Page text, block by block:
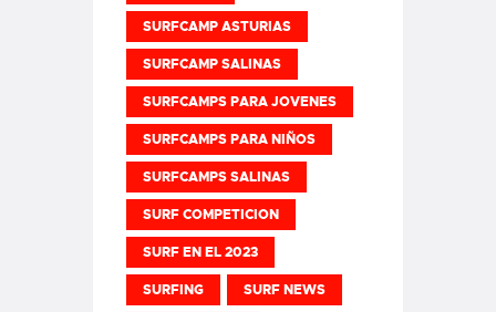
SURFCAMP ASTURIAS
SURFCAMP SALINAS
SURFCAMPS PARA JOVENES
SURFCAMPS PARA NIÑOS
SURFCAMPS SALINAS
SURF COMPETICION
SURF EN EL 2023
SURFING SURF NEWS